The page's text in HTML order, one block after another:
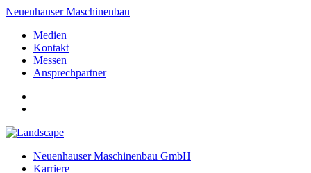
Neuenhauser Maschinenbau
Medien
Kontakt
Messen
Ansprechpartner
Neuenhauser Maschinenbau GmbH
Karriere